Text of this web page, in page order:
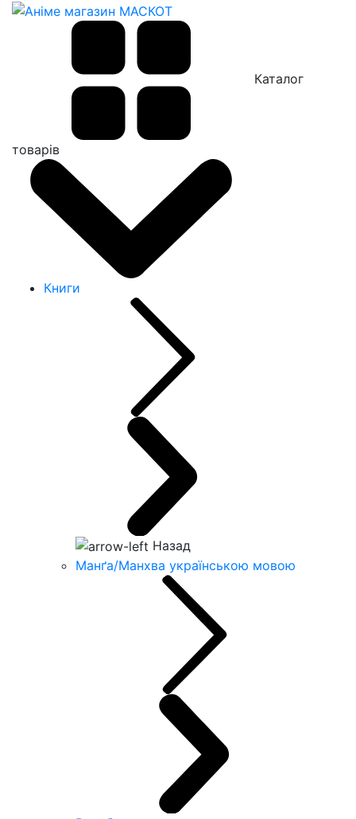
Каталог
товарів
Книги
Назад
Манґа/Манхва українською мовою